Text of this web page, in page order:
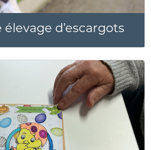
élevage d’escargots